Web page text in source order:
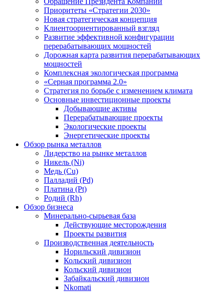
Приоритеты «Стратегии 2030»
Новая стратегическая концепция
Клиентоориентированный взгляд
Развитие эффективной конфигурации
перерабатывающих мощностей
Дорожная карта развития перерабатывающих
мощностей
Комплексная экологическая программа
«Серная программа 2.0»
Стратегия по борьбе с изменением климата
Основные инвестиционные проекты
Добывающие активы
Перерабатывающие проекты
Экологические проекты
Энергетические проекты
Обзор рынка металлов
Лидерство на рынке металлов
Никель (Ni)
Медь (Cu)
Палладий (Pd)
Платина (Pt)
Родий (Rh)
Обзор бизнеса
Минерально-сырьевая база
Действующие месторождения
Проекты развития
Производственная деятельность
Норильский дивизион
Кольский дивизион
Кольский дивизион
Забайкальский дивизион
Nkomati